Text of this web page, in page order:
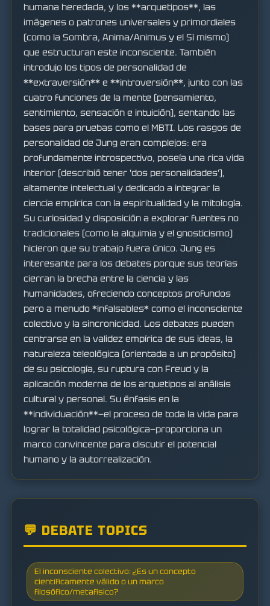
humana heredada, y los **arquetipos**, las
imágenes o patrones universales y primordiales
(como la Sombra, Anima/Animus y el Sí mismo)
que estructuran este inconsciente. También
introdujo los tipos de personalidad de
**extraversión** e **introversión**, junto con las
cuatro funciones de la mente (pensamiento,
sentimiento, sensación e intuición), sentando las
bases para pruebas como el MBTI. Los rasgos de
personalidad de Jung eran complejos: era
profundamente introspectivo, poseía una rica vida
interior (describió tener 'dos personalidades'),
altamente intelectual y dedicado a integrar la
ciencia empírica con la espiritualidad y la mitología.
Su curiosidad y disposición a explorar fuentes no
tradicionales (como la alquimia y el gnosticismo)
hicieron que su trabajo fuera único. Jung es
interesante para los debates porque sus teorías
cierran la brecha entre la ciencia y las
humanidades, ofreciendo conceptos profundos
pero a menudo *infalsables* como el inconsciente
colectivo y la sincronicidad. Los debates pueden
centrarse en la validez empírica de sus ideas, la
naturaleza teleológica (orientada a un propósito)
de su psicología, su ruptura con Freud y la
aplicación moderna de los arquetipos al análisis
cultural y personal. Su énfasis en la
**individuación**—el proceso de toda la vida para
lograr la totalidad psicológica—proporciona un
marco convincente para discutir el potencial
humano y la autorrealización.
💬 DEBATE TOPICS
El inconsciente colectivo: ¿Es un concepto
científicamente válido o un marco
filosófico/metafísico?